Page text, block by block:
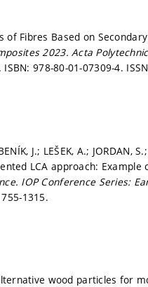
of Fibres Based on
2023.Acta
ISBN: 978-80-01-07309-4.
J.; LEŠEK, A.; JORDAN,
LCA approach: Example
IOP Conference Series:
1315.
alternative wood particles for